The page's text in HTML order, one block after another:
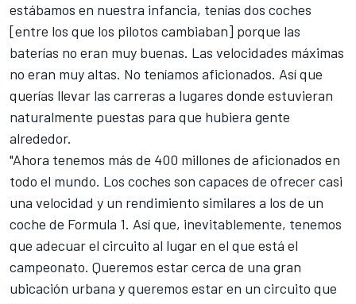
estábamos en nuestra infancia, tenías dos coches
[entre los que los pilotos cambiaban] porque las
baterías no eran muy buenas. Las velocidades máximas
no eran muy altas. No teníamos aficionados. Así que
querías llevar las carreras a lugares donde estuvieran
naturalmente puestas para que hubiera gente
alrededor.
"Ahora tenemos más de 400 millones de aficionados en
todo el mundo. Los coches son capaces de ofrecer casi
una velocidad y un rendimiento similares a los de un
coche de Formula 1. Así que, inevitablemente, tenemos
que adecuar el circuito al lugar en el que está el
campeonato. Queremos estar cerca de una gran
ubicación urbana y queremos estar en un circuito que